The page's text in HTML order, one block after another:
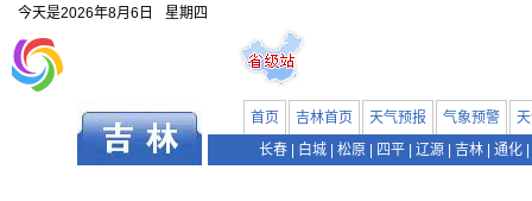
今天是2026年8月6日 星期四
首页 吉林首页 天气预报 气象预警
长春
白城 松原 四平 辽源 吉林 通化